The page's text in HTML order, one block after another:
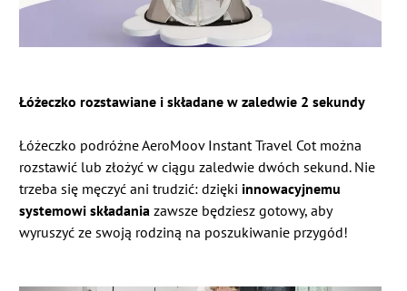
Łóżeczko rozstawiane i składane w zaledwie 2 sekundy
Łóżeczko podróżne AeroMoov Instant Travel Cot można
rozstawić lub złożyć w ciągu zaledwie dwóch sekund. Nie
trzeba się męczyć ani trudzić: dzięki innowacyjnemu
systemowi składania zawsze będziesz gotowy, aby
wyruszyć ze swoją rodziną na poszukiwanie przygód!